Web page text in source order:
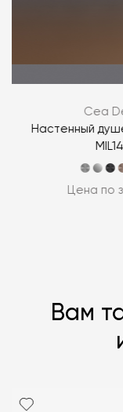
ЗАДАТЬ
Cea
Настенный
Цена по
Вам